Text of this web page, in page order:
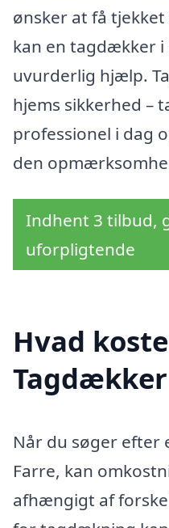
ønsker at få
kan en tagdækker
uvurderlig hjælp.
hjems sikkerhed –
professionel i dag
den
Indhent 3 tilbud,
uforpligtende
Hvad
Når du søger
Farre, kan
afhængigt af